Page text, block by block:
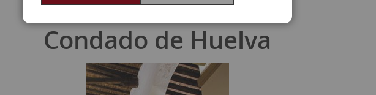
Condado de Huelva